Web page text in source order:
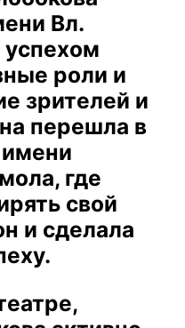
Вл.
успехом
роли и
зрителей и
перешла в
где
свой
и сделала